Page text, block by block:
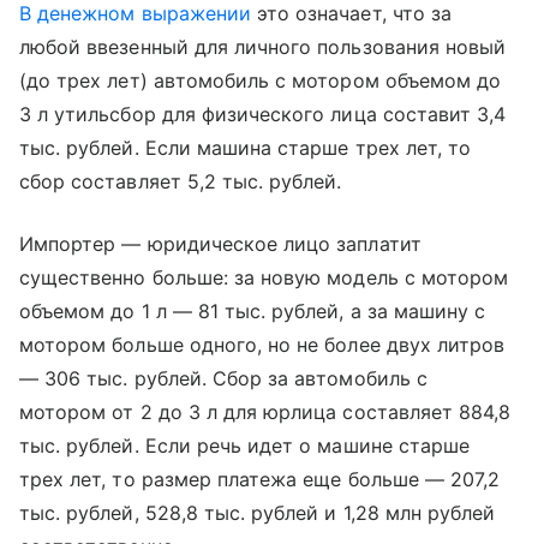
В денежном выражении это означает, что за
любой ввезенный для личного пользования новый
(до трех лет) автомобиль с мотором объемом до
3 л утильсбор для физического лица составит 3,4
тыс. рублей. Если машина старше трех лет, то
сбор составляет 5,2 тыс. рублей.
Импортер — юридическое лицо заплатит
существенно больше: за новую модель с мотором
объемом до 1 л — 81 тыс. рублей, а за машину с
мотором больше одного, но не более двух литров
— 306 тыс. рублей. Сбор за автомобиль с
мотором от 2 до 3 л для юрлица составляет 884,8
тыс. рублей. Если речь идет о машине старше
трех лет, то размер платежа еще больше — 207,2
тыс. рублей, 528,8 тыс. рублей и 1,28 млн рублей